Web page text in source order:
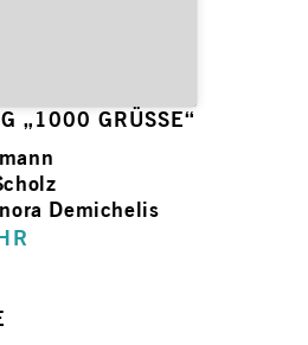
„1000 GRÜSSE“
Demichelis